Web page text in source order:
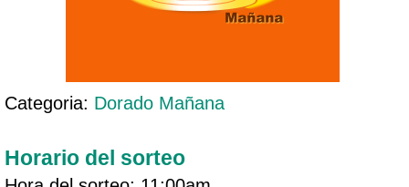
Categoria: Dorado Mañana
Horario del sorteo